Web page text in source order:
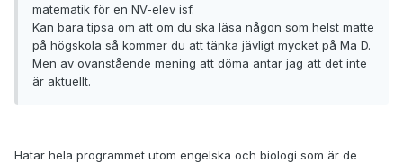
matematik för en NV-elev isf.
Kan bara tipsa om att om du ska läsa någon som helst matte
på högskola så kommer du att tänka jävligt mycket på Ma D.
Men av ovanstående mening att döma antar jag att det inte
är aktuellt.
Hatar hela programmet utom engelska och biologi som är de